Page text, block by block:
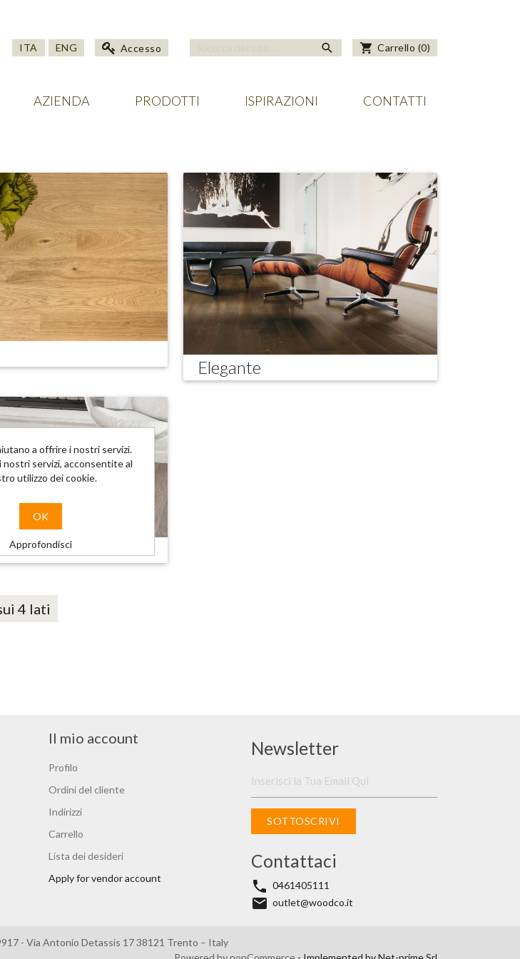
ITA ENG Accesso search Carrello (0)
shopping_cart
AZIENDA PRODOTTI ISPIRAZIONI CONTATTI
Elegante
4 lati
Il mio account
Profilo
Ordini del cliente
Indirizzi
Carrello
Lista dei desideri
Apply for vendor account
Newsletter
SOTTOSCRIVI
Contattaci
phone 0461405111
email outlet@woodco.it
- Via Antonio Detassis 17 38121 Trento – Italy
a offrire i nostri servizi.
nostri servizi, acconsentite al
utilizzo dei cookie.
OK
Approfondisci